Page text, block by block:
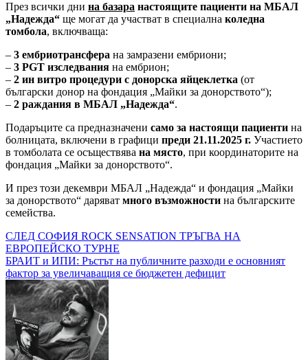
През всички дни на базара настоящите пациенти на МБАЛ
„Надежда“ ще могат да участват в специална коледна
томбола, включваща:
– 3 ембриотрансфера на замразени ембриони;
– 3 PGT изследвания на ембрион;
– 2 ин витро процедури с донорска яйцеклетка (от
български донор на фондация „Майки за донорството“);
– 2 раждания в МБАЛ „Надежда“.
Подаръците са предназначени само за настоящи пациенти на
болницата, включени в графици преди 21.11.2025 г. Участието
в томболата се осъществява на място, при координаторите на
фондация „Майки за донорството“.
И през този декември МБАЛ „Надежда“ и фондация „Майки
за донорството“ даряват много възможности на българските
семейства.
Навигация
СЛЕД СОФИЯ ROCK SENSATION ТРЪГВА НА
ЕВРОПЕЙСКО ТУРНЕ
БРАИТ и ИПИ: Ръстът на публичните разходи е основният
фактор за увеличаващия се бюджетен дефицит